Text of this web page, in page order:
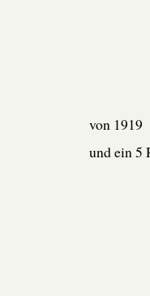
von 1919
und ein 5